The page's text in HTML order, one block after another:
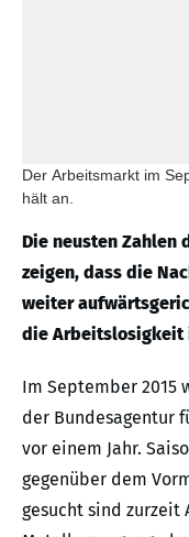
Der Arbeitsmarkt im
hält an.
Die neusten Zahlen
zeigen, dass die
weiter
die Arbeitslosigkeit
Im September 2015
der Bundesagentur
vor einem Jahr.
gegenüber dem
gesucht sind zurzeit